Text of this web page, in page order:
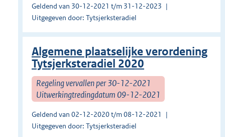
Geldend van 30-12-2021 t/m 31-12-2023
Uitgegeven door: Tytsjerksteradiel
Algemene plaatselijke verordening
Tytsjerksteradiel 2020
Regeling vervallen per 30-12-2021
Uitwerkingtredingdatum 09-12-2021
Geldend van 02-12-2020 t/m 08-12-2021
Uitgegeven door: Tytsjerksteradiel